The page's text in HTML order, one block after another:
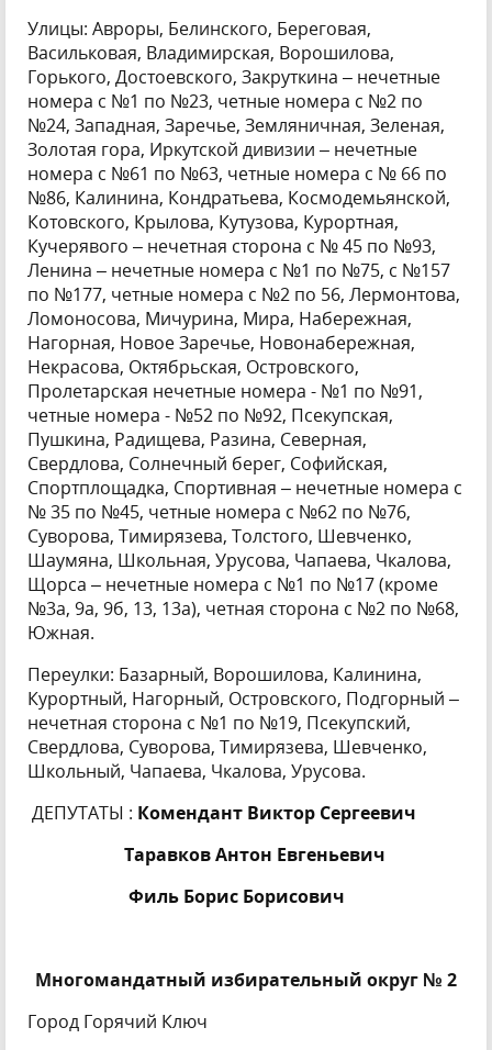
Улицы: Авроры, Белинского, Береговая,
Васильковая, Владимирская, Ворошилова,
Горького, Достоевского, Закруткина – нечетные
номера с №1 по №23, четные номера с №2 по
№24, Западная, Заречье, Земляничная, Зеленая,
Золотая гора, Иркутской дивизии – нечетные
номера с №61 по №63, четные номера с № 66 по
№86, Калинина, Кондратьева, Космодемьянской,
Котовского, Крылова, Кутузова, Курортная,
Кучерявого – нечетная сторона с № 45 по №93,
Ленина – нечетные номера с №1 по №75, с №157
по №177, четные номера с №2 по 56, Лермонтова,
Ломоносова, Мичурина, Мира, Набережная,
Нагорная, Новое Заречье, Новонабережная,
Некрасова, Октябрьская, Островского,
Пролетарская нечетные номера - №1 по №91,
четные номера - №52 по №92, Псекупская,
Пушкина, Радищева, Разина, Северная,
Свердлова, Солнечный берег, Софийская,
Спортплощадка, Спортивная – нечетные номера с
№ 35 по №45, четные номера с №62 по №76,
Суворова, Тимирязева, Толстого, Шевченко,
Шаумяна, Школьная, Урусова, Чапаева, Чкалова,
Щорса – нечетные номера с №1 по №17 (кроме
№3а, 9а, 9б, 13, 13а), четная сторона с №2 по №68,
Южная.
Переулки: Базарный, Ворошилова, Калинина,
Курортный, Нагорный, Островского, Подгорный –
нечетная сторона с №1 по №19, Псекупский,
Свердлова, Суворова, Тимирязева, Шевченко,
Школьный, Чапаева, Чкалова, Урусова.
ДЕПУТАТЫ : Комендант Виктор Сергеевич
Таравков Антон Евгеньевич
Филь Борис Борисович
Многомандатный избирательный округ № 2
Город Горячий Ключ